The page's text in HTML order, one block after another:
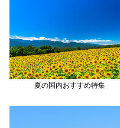
夏の国内おすすめ特集